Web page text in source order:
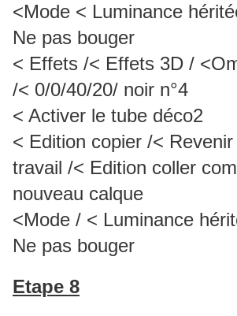
<Mode < Luminance
Ne pas bouger
< Effets /< Effets 3D /
/< 0/0/40/20/ noir n°4
< Activer le tube déco2
< Edition copier /<
travail /< Edition coller
nouveau calque
<Mode / < Luminance
Ne pas bouger
Etape 8